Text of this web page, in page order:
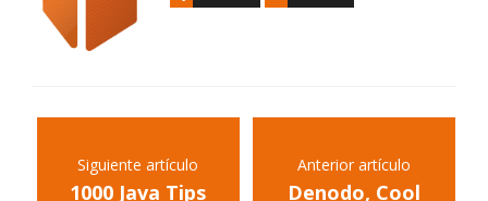
Siguiente artículo
1000 Java Tips
Anterior artículo
Denodo, Cool